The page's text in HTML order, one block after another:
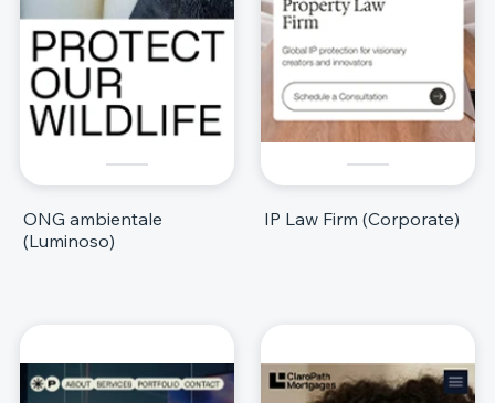
ONG ambientale
(Luminoso)
IP Law Firm (Corporate)